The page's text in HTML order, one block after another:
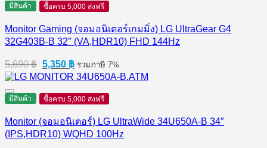
7,350 ฿.7,100 ฿.
มีสินค้า ซื้อครบ 5,000 ส่งฟรี
Monitor Gaming (จอมอนิเตอร์เกมมิ่ง) LG UltraGear G4
32G403B-B 32″ (VA,HDR10) FHD 144Hz
5,690฿ Original
price
was:
5,690 ฿.
5,350 ฿Current
price
is:
5,350 ฿.
รวมภาษี 7%
มีสินค้า ซื้อครบ 5,000 ส่งฟรี
Monitor (จอมอนิเตอร์) LG UltraWide 34U650A-B 34″
(IPS,HDR10) WQHD 100Hz